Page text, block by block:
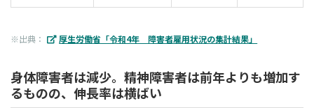
※出典： 厚生労働省「令和4年 障害者雇用状況の集計結果」
身体障害者は減少。精神障害者は前年よりも増加す
るものの、伸長率は横ばい